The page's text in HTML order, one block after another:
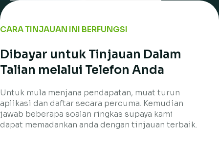
CARA TINJAUAN INI BERFUNGSI
Dibayar untuk Tinjauan Dalam
Talian melalui Telefon Anda
Untuk mula menjana pendapatan, muat turun
aplikasi dan daftar secara percuma. Kemudian
jawab beberapa soalan ringkas supaya kami
dapat memadankan anda dengan tinjauan terbaik.